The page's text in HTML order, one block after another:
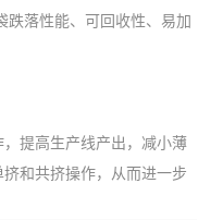
跌落性能、可回收性、易加
提高生产线产出，减小薄
和共挤操作，从而进一步